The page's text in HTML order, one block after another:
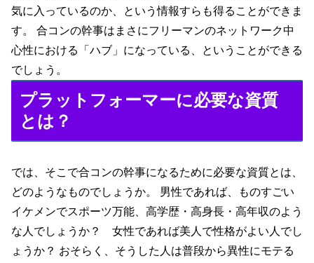
気に入っているのか、という情報すらも得ることができま
す。 合コンの幹事はまさにフリーマンのネットワーク中
心性における「ハブ」になっている、ということができる
でしょう。
プラットフォーマーに必要な資質
とは？
では、そこで合コンの幹事になるために必要な資質とは、
どのようなものでしょうか。 男性であれば、ものすごい
イケメンでスポーツ万能、高学歴・高身長・高年収のよう
な人でしょうか？ 女性であれば美人で性格がよい人でし
ょうか？ おそらく、そうした人は普段から異性にモテる